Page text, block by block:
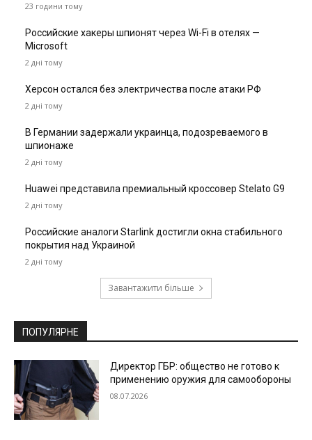
23 години тому
Российские хакеры шпионят через Wi-Fi в отелях —
Microsoft
2 дні тому
Херсон остался без электричества после атаки РФ
2 дні тому
В Германии задержали украинца, подозреваемого в
шпионаже
2 дні тому
Huawei представила премиальный кроссовер Stelato G9
2 дні тому
Российские аналоги Starlink достигли окна стабильного
покрытия над Украиной
2 дні тому
Завантажити більше
ПОПУЛЯРНЕ
Директор ГБР: общество не готово к
применению оружия для самообороны
08.07.2026